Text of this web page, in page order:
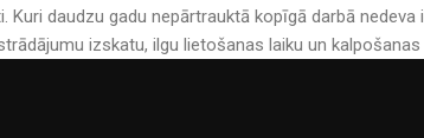
daudzu gadu nepārtrauktā kopīgā darbā
izskatu, ilgu lietošanas laiku un kalpošanas